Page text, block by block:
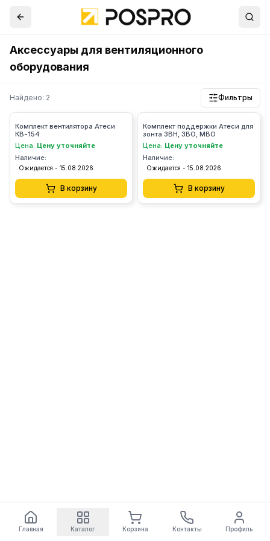
Аксессуары для вентиляционного
оборудования
Найдено: 2 Фильтры
Комплект вентилятора Атеси
КВ-154
Цена: Цену уточняйте
Наличие:
Ожидается - 15.08.2026
В корзину
Комплект поддержки Атеси для
зонта ЗВН, ЗВО, МВО
Цена: Цену уточняйте
Наличие:
Ожидается - 15.08.2026
В корзину
Главная Каталог Корзина Контакты Профиль